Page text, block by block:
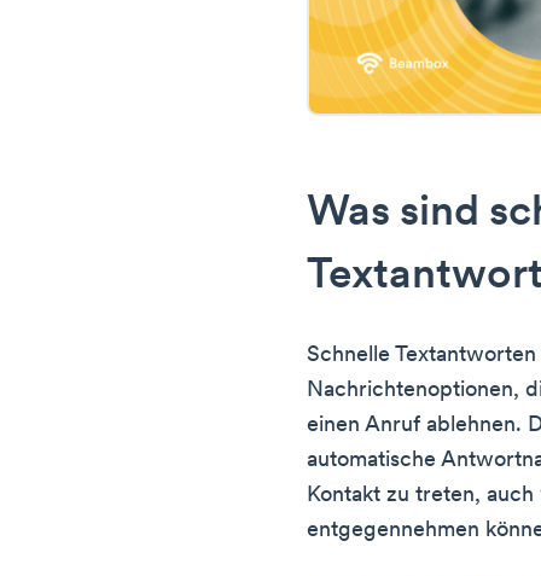
Was sind
Schnelle
Nachrichtenoptionen,
einen Anruf ablehnen.
automatische
Kontakt zu treten,
entgegennehmen